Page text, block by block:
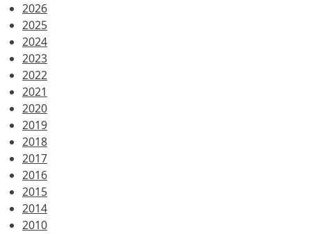
2026
2025
2024
2023
2022
2021
2020
2019
2018
2017
2016
2015
2014
2010